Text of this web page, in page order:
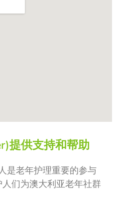
提供支持和帮助
是老年护理重要的参与
们为澳大利亚老年社群